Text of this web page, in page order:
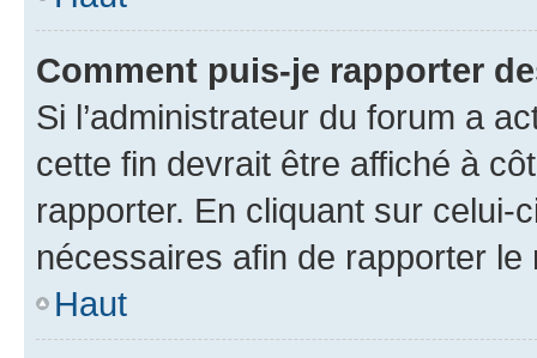
Comment puis-je rapporter
Si l’administrateur du forum a
cette fin devrait être affiché à
rapporter. En cliquant sur
nécessaires afin de rapporter le
Haut